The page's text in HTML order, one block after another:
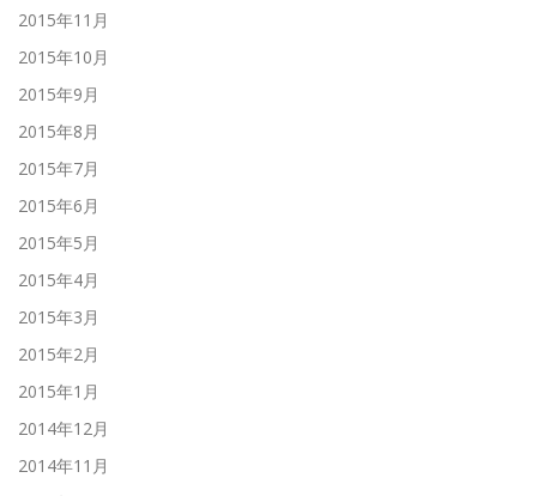
2015年11月
2015年10月
2015年9月
2015年8月
2015年7月
2015年6月
2015年5月
2015年4月
2015年3月
2015年2月
2015年1月
2014年12月
2014年11月